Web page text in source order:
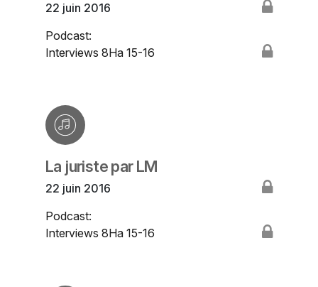
22 juin 2016
Podcast:
Interviews 8Ha 15-16
La juriste par LM
22 juin 2016
Podcast:
Interviews 8Ha 15-16